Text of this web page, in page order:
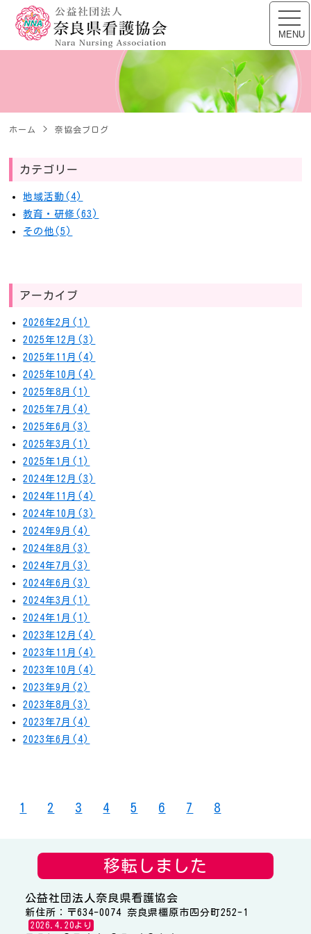
公益社団法人 奈良県看
MENU
ホーム 奈協会ブログ
カテゴリー
地域活動(4)
教育・研修(63)
その他(5)
アーカイブ
2026年2月(1)
2025年12月(3)
2025年11月(4)
2025年10月(4)
2025年8月(1)
2025年7月(4)
2025年6月(3)
2025年3月(1)
2025年1月(1)
2024年12月(3)
2024年11月(4)
2024年10月(3)
2024年9月(4)
2024年8月(3)
2024年7月(3)
2024年6月(3)
2024年3月(1)
2024年1月(1)
2023年12月(4)
2023年11月(4)
2023年10月(4)
2023年9月(2)
2023年8月(3)
2023年7月(4)
2023年6月(4)
1 2 3 4 5 6 7 8
移転しました
公益社団法人奈良県看護協会
新住所：〒634-0074 奈良県橿原市四分町252-1
2026.4.20より